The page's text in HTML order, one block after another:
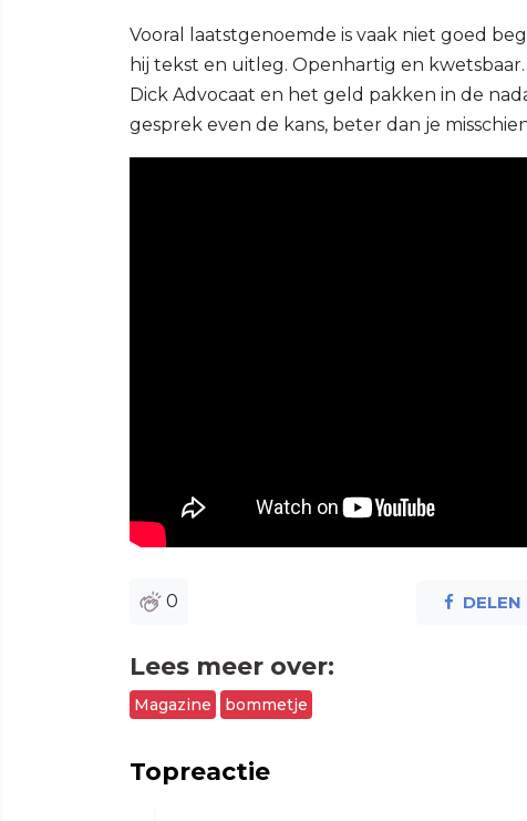
Vooral laatstgenoemde is vaak niet goed
hij tekst en uitleg. Openhartig en
Dick Advocaat en het geld pakken in de
gesprek even de kans, beter dan je
0
Lees meer over:
Magazine bommetje
Topreactie